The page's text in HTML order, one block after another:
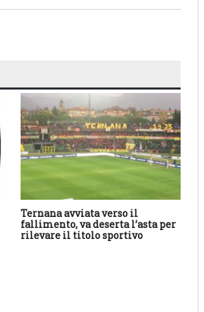
Ternana avviata verso il
fallimento, va deserta l’asta per
rilevare il titolo sportivo